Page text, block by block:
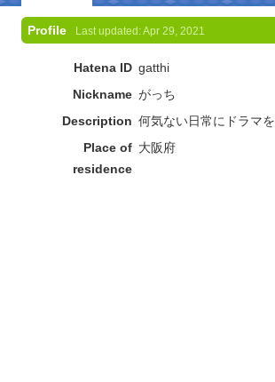
Profile Last updated:Apr 29, 2021
Hatena ID gatthi
Nickname がっち
Description 何気ない日常にドラマを
Place of
residence
大阪府